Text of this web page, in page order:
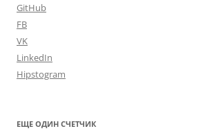
GitHub
FB
VK
LinkedIn
Hipstogram
ЕЩЕ ОДИН СЧЕТЧИК